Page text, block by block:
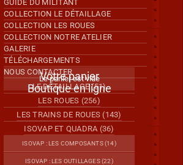
GUIDE DU MILITANT
COLLECTION LE DÉTAILLAGE
COLLECTION LES ROUES
COLLECTION NOTRE ATELIER
GALERIE
TÉLÉCHARGEMENTS
NOUS CONTACTER
Votre panier
Le panier est vide
Boutique en ligne
LE DÉTAILLAGE (51)
LES ROUES (256)
LES TRAINS DE ROUES (143)
ISOVAP ET QUADRA (36)
ISOVAP : LES COMPOSANTS (14)
ISOVAP : LES OUTILLAGES (22)